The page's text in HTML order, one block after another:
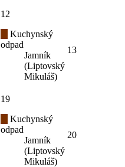
12
Kuchynský
odpad
Jamník
(Liptovský
Mikuláš)
13
19
Kuchynský
odpad
Jamník
(Liptovský
Mikuláš)
20